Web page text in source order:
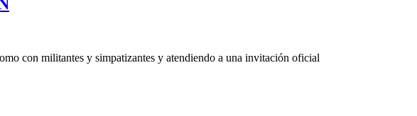
con militantes y simpatizantes y atendiendo a una invitación oficial